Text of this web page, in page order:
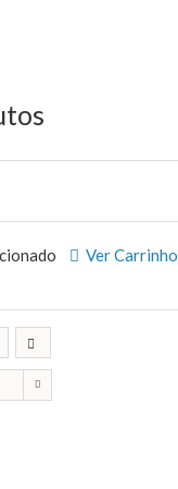
Ver Carrinho